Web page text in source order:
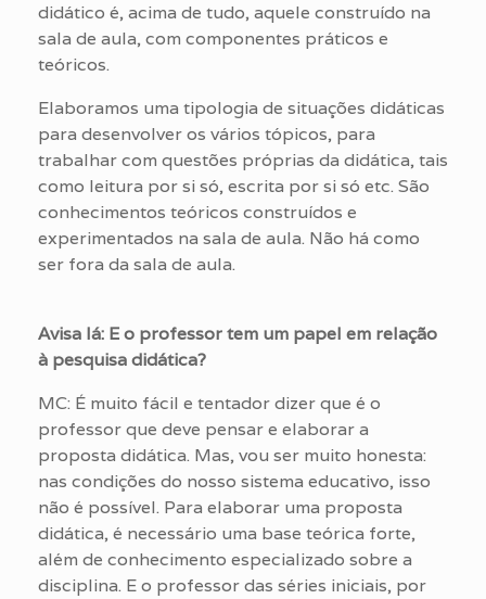
didático é, acima de tudo, aquele construído na
sala de aula, com componentes práticos e
teóricos.
Elaboramos uma tipologia de situações didáticas
para desenvolver os vários tópicos, para
trabalhar com questões próprias da didática, tais
como leitura por si só, escrita por si só etc. São
conhecimentos teóricos construídos e
experimentados na sala de aula. Não há como
ser fora da sala de aula.
Avisa lá: E o professor tem um papel em relação
à pesquisa didática?
MC: É muito fácil e tentador dizer que é o
professor que deve pensar e elaborar a
proposta didática. Mas, vou ser muito honesta:
nas condições do nosso sistema educativo, isso
não é possível. Para elaborar uma proposta
didática, é necessário uma base teórica forte,
além de conhecimento especializado sobre a
disciplina. E o professor das séries iniciais, por